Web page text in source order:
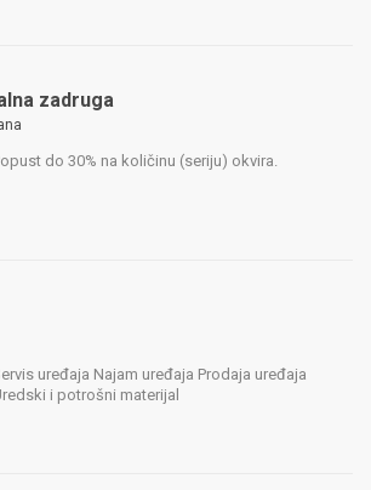
zadruga
do 30% na količinu (seriju) okvira.
uređaja Najam uređaja Prodaja uređaja
i potrošni materijal